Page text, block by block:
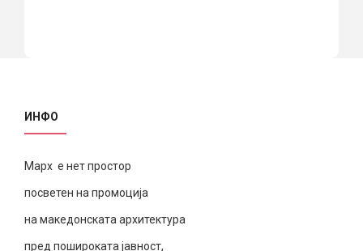
ИНФО
Марх е нет простор
посветен на промоција
на македонската архитектура
пред пошироката јавност,